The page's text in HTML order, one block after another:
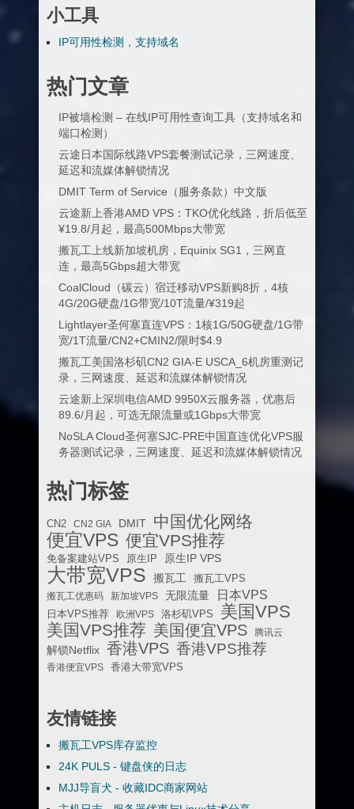
小工具
IP可用性检测，支持域名
热门文章
IP被墙检测 – 在线IP可用性查询工具（支持域名和
端口检测）
云途日本国际线路VPS套餐测试记录，三网速度、
延迟和流媒体解锁情况
DMIT Term of Service（服务条款）中文版
云途新上香港AMD VPS：TKO优化线路，折后低至
¥19.8/月起，最高500Mbps大带宽
搬瓦工上线新加坡机房，Equinix SG1，三网直
连，最高5Gbps超大带宽
CoalCloud（碳云）宿迁移动VPS新购8折，4核
4G/20G硬盘/1G带宽/10T流量/¥319起
Lightlayer圣何塞直连VPS：1核1G/50G硬盘/1G带
宽/1T流量/CN2+CMIN2/限时$4.9
搬瓦工美国洛杉矶CN2 GIA-E USCA_6机房重测记
录，三网速度、延迟和流媒体解锁情况
云途新上深圳电信AMD 9950X云服务器，优惠后
89.6/月起，可选无限流量或1Gbps大带宽
NoSLA Cloud圣何塞SJC-PRE中国直连优化VPS服
务器测试记录，三网速度、延迟和流媒体解锁情况
热门标签
CN2 CN2 GIA DMIT 中国优化网络
便宜VPS 便宜VPS推荐
免备案建站VPS 原生IP 原生IP VPS
大带宽VPS 搬瓦工
搬瓦工VPS
搬瓦工优惠码
新加坡VPS 无限流量 日本VPS
日本VPS推荐 欧洲VPS 洛杉矶VPS 美国VPS
美国VPS推荐 美国便宜VPS 腾讯云
解锁Netflix 香港VPS 香港VPS推荐
香港便宜VPS 香港大带宽VPS
友情链接
搬瓦工VPS库存监控
24K PULS - 键盘侠的日志
MJJ导盲犬 - 收藏IDC商家网站